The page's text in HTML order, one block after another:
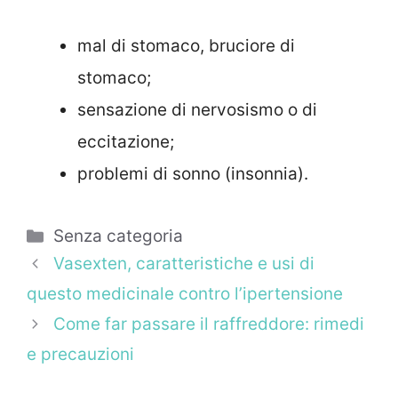
mal di stomaco, bruciore di
stomaco;
sensazione di nervosismo o di
eccitazione;
problemi di sonno (insonnia).
Categorie
Senza categoria
Vasexten, caratteristiche e usi di
questo medicinale contro l’ipertensione
Come far passare il raffreddore: rimedi
e precauzioni